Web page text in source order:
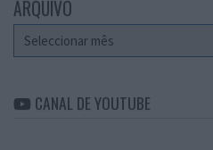
ARQUIVO
Arquivo
CANAL DE YOUTUBE